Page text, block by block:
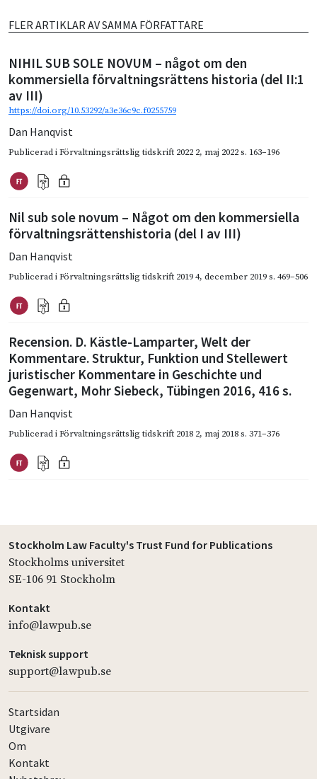
FLER ARTIKLAR AV SAMMA FÖRFATTARE
NIHIL SUB SOLE NOVUM – något om den
kommersiella förvaltningsrättens historia (del II:1
av III)
https://doi.org/10.53292/a3e36c9c.f0255759
Dan Hanqvist
Publicerad iFörvaltningsrättslig tidskrift 2022 2, maj 2022s. 163–196
Nil sub sole novum – Något om den kommersiella
förvaltningsrättenshistoria (del I av III)
Dan Hanqvist
Publicerad iFörvaltningsrättslig tidskrift 2019 4, december 2019s. 469–506
Recension. D. Kästle-Lamparter, Welt der
Kommentare. Struktur, Funktion und Stellewert
juristischer Kommentare in Geschichte und
Gegenwart, Mohr Siebeck, Tübingen 2016, 416 s.
Dan Hanqvist
Publicerad iFörvaltningsrättslig tidskrift 2018 2, maj 2018s. 371–376
Stockholm Law Faculty's Trust Fund for Publications
Stockholms universitet
SE-106 91 Stockholm
Kontakt
info@lawpub.se
Teknisk support
support@lawpub.se
Startsidan
Utgivare
Om
Kontakt